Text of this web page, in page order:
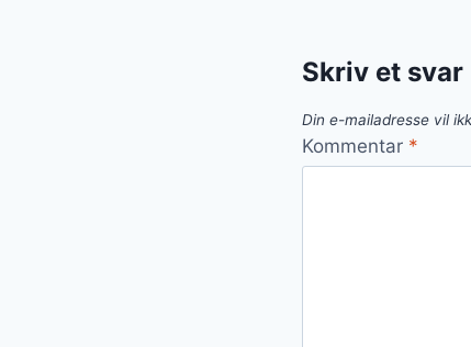
Skriv et svar
Din e-mailadresse vil
Kommentar *